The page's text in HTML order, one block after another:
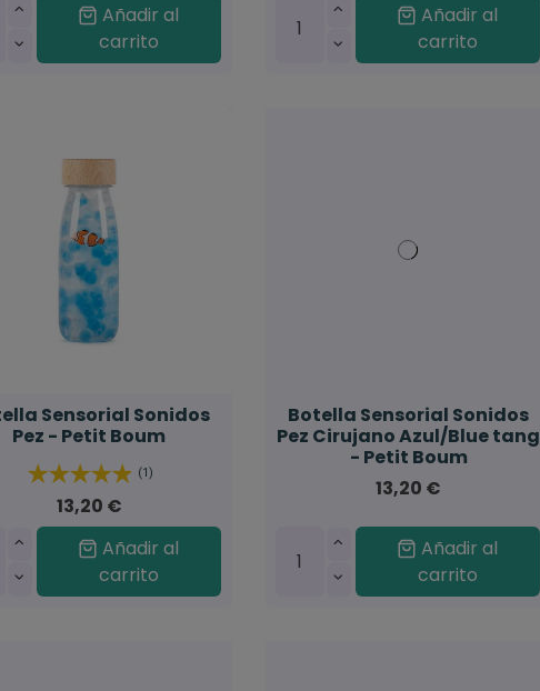
Añadir al
carrito
Añadir al
carrito
Sensorial Sonidos
Pez - Petit Boum
(1)
13,20 €
Añadir al
carrito
Botella Sensorial Sonidos
Pez Cirujano Azul/Blue tang
- Petit Boum
13,20 €
Añadir al
carrito